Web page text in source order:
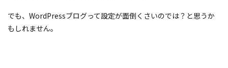
でも、WordPressブログって設定が面倒くさいのでは？と思うか
もしれません。